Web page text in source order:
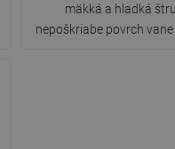
mäkká a hladká
nepoškriabe povrch vane